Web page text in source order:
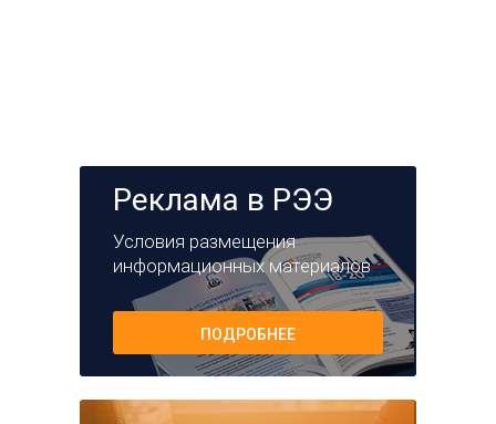
Реклама в РЭЭ
Условия размещения
информационных материалов
ПОДРОБНЕЕ